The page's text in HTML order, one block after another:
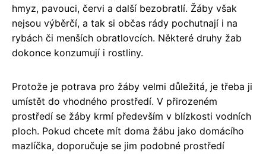
hmyz, pavouci, červi a další bezobratlí. Žáby však
nejsou výběrčí, a tak si občas rády pochutnají i na
rybách či menších obratlovcích. Některé druhy žab
dokonce konzumují i rostliny.
Protože je potrava pro žáby velmi důležitá, je třeba ji
umístět do vhodného prostředí. V přirozeném
prostředí se žáby krmí především v blízkosti vodních
ploch. Pokud chcete mít doma žábu jako domácího
mazlíčka, doporučuje se jim podobné prostředí